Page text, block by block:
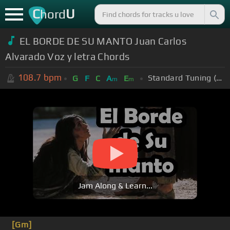
ChordU
EL BORDE DE SU MANTO Juan Carlos
Alvarado Voz y letra Chords
108.7 bpm G F C Am Em Standard Tuning (EADGBE)
Jam Along & Learn...
[Gm]